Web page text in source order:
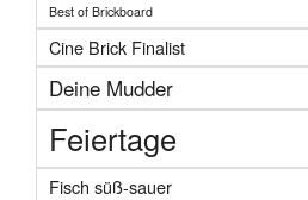
Best of Brickboard
Cine Brick Finalist
Deine Mudder
Feiertage
Fisch süß-sauer